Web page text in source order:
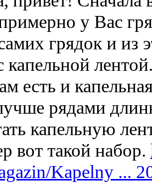
у Вас
грядок и из
капельной
есть и
рядами
капельную
вот такой набор.
Kapelny ...